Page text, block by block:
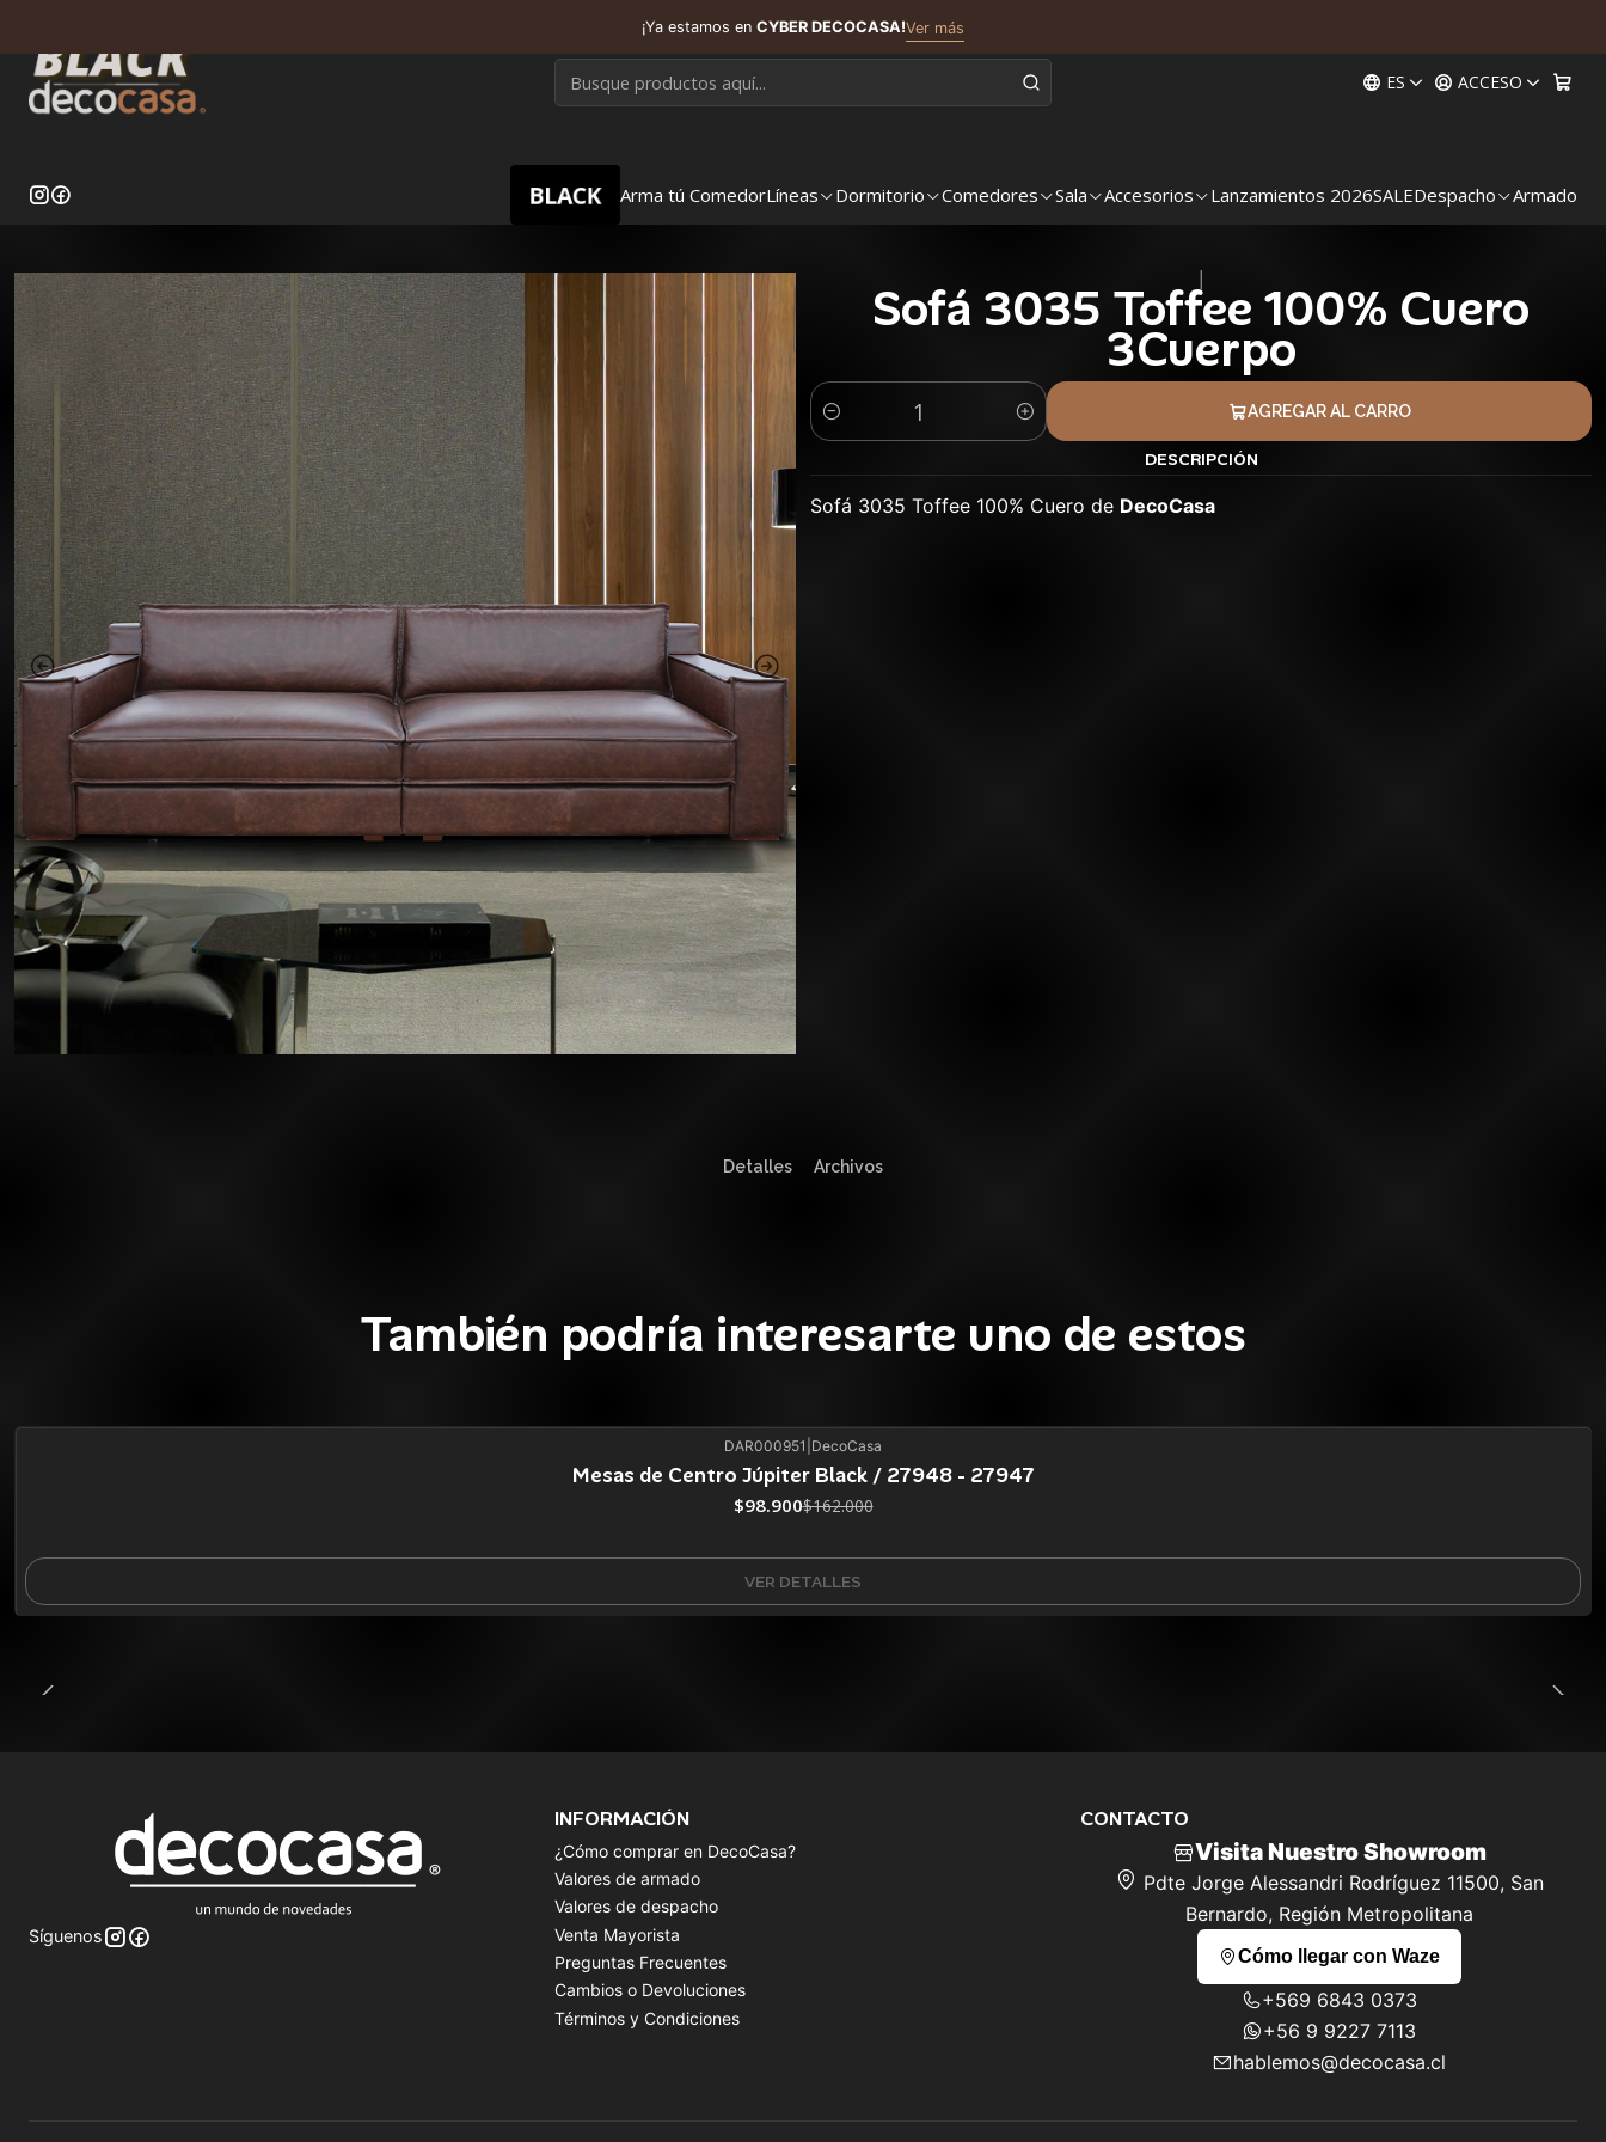
ES ACCESO
BLACK Arma tú ComedorLíneas Dormitorio Comedores Sala Accesorios Lanzamientos 2026SALEDespacho Armado
¡Ya estamos en CYBER DECOCASA!Ver más
Sofá 3035 Toffee 100% Cuero
3Cuerpo
Cantidad
AGREGAR AL CARRO
DESCRIPCIÓN
Sofá 3035 Toffee 100% Cuero de DecoCasa
Detalles Archivos
También podría interesarte uno de estos
DAR000951 DecoCasa
Mesas de Centro Júpiter Black / 27948 - 27947
$98.900$162.000
VER DETALLES
Síguenos
INFORMACIÓN
¿Cómo comprar en DecoCasa?
Valores de armado
Valores de despacho
Venta Mayorista
Preguntas Frecuentes
Cambios o Devoluciones
Términos y Condiciones
CONTACTO
Visita Nuestro Showroom
Pdte Jorge Alessandri Rodríguez 11500, San
Bernardo, Región Metropolitana
Cómo llegar con Waze
+569 6843 0373
+56 9 9227 7113
hablemos@decocasa.cl